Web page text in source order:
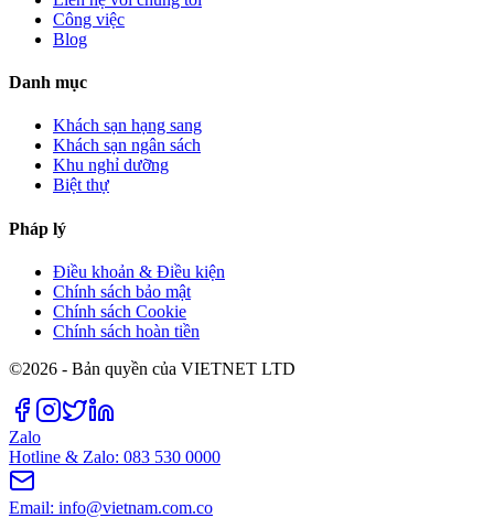
Công việc
Blog
Danh mục
Khách sạn hạng sang
Khách sạn ngân sách
Khu nghỉ dưỡng
Biệt thự
Pháp lý
Điều khoản & Điều kiện
Chính sách bảo mật
Chính sách Cookie
Chính sách hoàn tiền
©2026 - Bản quyền của VIETNET LTD
Zalo
Hotline & Zalo: 083 530 0000
Email: info@vietnam.com.co